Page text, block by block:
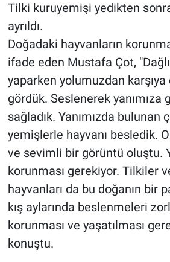
Tilki kuruyemişi yedikten
ayrıldı.
Doğadaki hayvanların
ifade eden Mustafa Çot,
yaparken yolumuzdan
gördük. Seslenerek yanımıza
sağladık. Yanımızda bulunan
yemişlerle hayvanı besledik.
ve sevimli bir görüntü oluştu.
korunması gerekiyor. Tilkiler
hayvanları da bu doğanın bir
kış aylarında beslenmeleri
korunması ve yaşatılması
konuştu.